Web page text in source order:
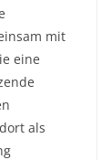
mit
eine
als